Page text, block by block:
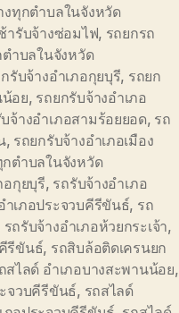
งทุกตำบลในจังหวัด
ารับจ้างซ่อมไฟ, รถยกรถ
ำบลในจังหวัด
รับจ้างอำเภอกุยบุรี, รถยก
น้อย, รถยกรับจ้างอำเภอ
จ้างอำเภอสามร้อยยอด, รถ
, รถยกรับจ้างอำเภอเมือง
ตำบลในจังหวัด
อกุยบุรี, รถรับจ้างอำเภอ
ำเภอประจวบคีรีขันธ์, รถ
รถรับจ้างอำเภอห้วยกระเจ้า,
รีขันธ์, รถสิบล้อติดเครนยก
สไลด์ อำเภอบางสะพานน้อย,
จวบคีรีขันธ์, รถสไลด์